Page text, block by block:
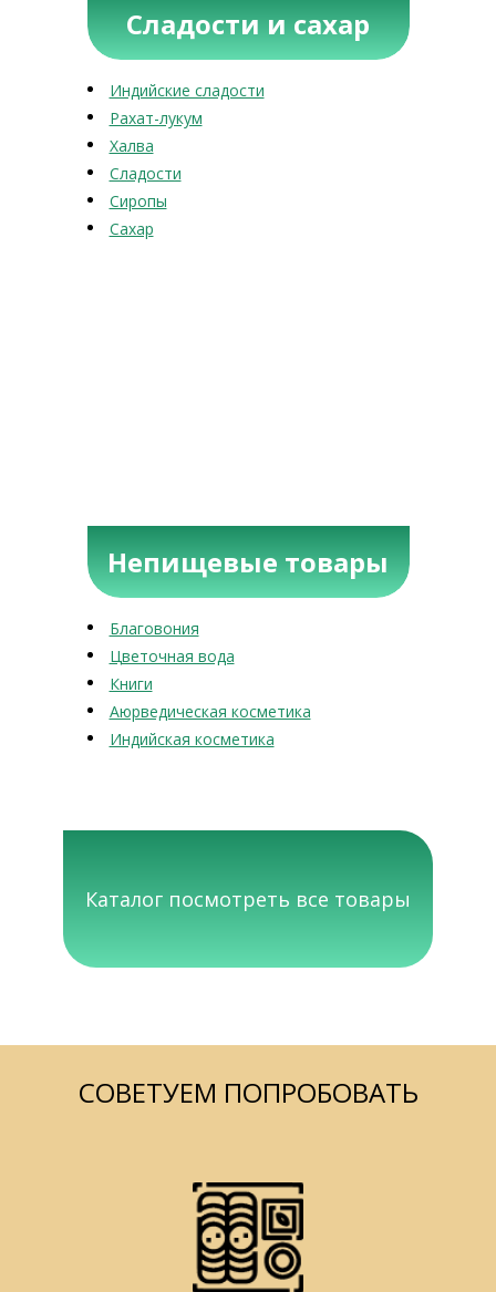
Сладости и сахар
Индийские сладости
Рахат-лукум
Халва
Сладости
Сиропы
Сахар
Непищевые товары
Благовония
Цветочная вода
Книги
Аюрведическая косметика
Индийская косметика
Каталог посмотреть все товары
СОВЕТУЕМ ПОПРОБОВАТЬ